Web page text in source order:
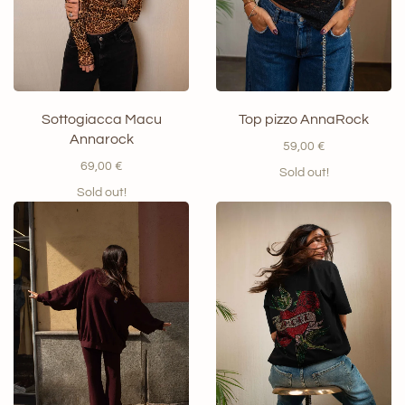
Sottogiacca Macu
Annarock
69,00 €
Sold out!
Top pizzo AnnaRock
59,00 €
Sold out!